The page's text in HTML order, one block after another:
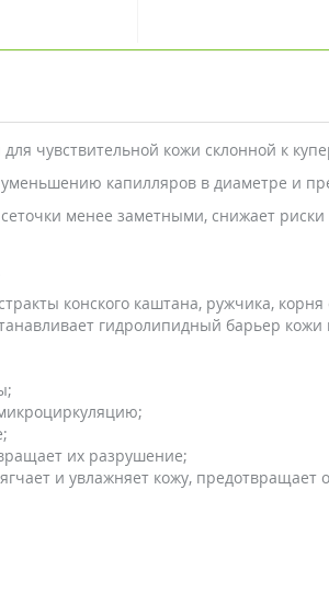
чувствительной кожи склонной к
капилляров в диаметре и
менее заметными, снижает
конского каштана, ружчика,
гидролипидный барьер
их разрушение;
и увлажняет кожу,